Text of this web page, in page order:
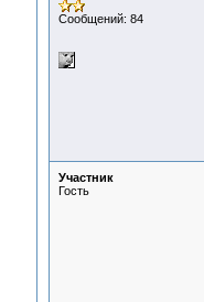
Сообщений: 84
Участник
Гость